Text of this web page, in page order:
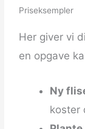
Priseksempler
Her giver vi
en opgave
Ny
koster